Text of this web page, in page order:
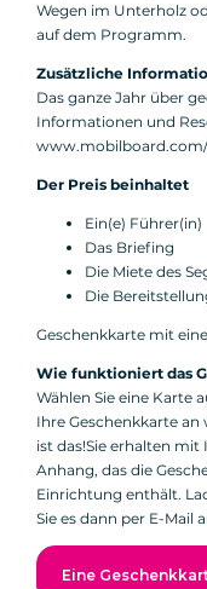
Wegen im Unterholz
auf dem Programm.
Zusätzliche
Das ganze Jahr über
Informationen und
Der Preis beinhaltet
Ein(e) Führer(in)
Das Briefing
Die Miete des
Die
Geschenkkarte mit
Wie funktioniert das
Wählen Sie eine Karte
Ihre Geschenkkarte an
ist das!Sie erhalten
Anhang, das die
Einrichtung enthält.
Sie es dann per E-Mail
Eine